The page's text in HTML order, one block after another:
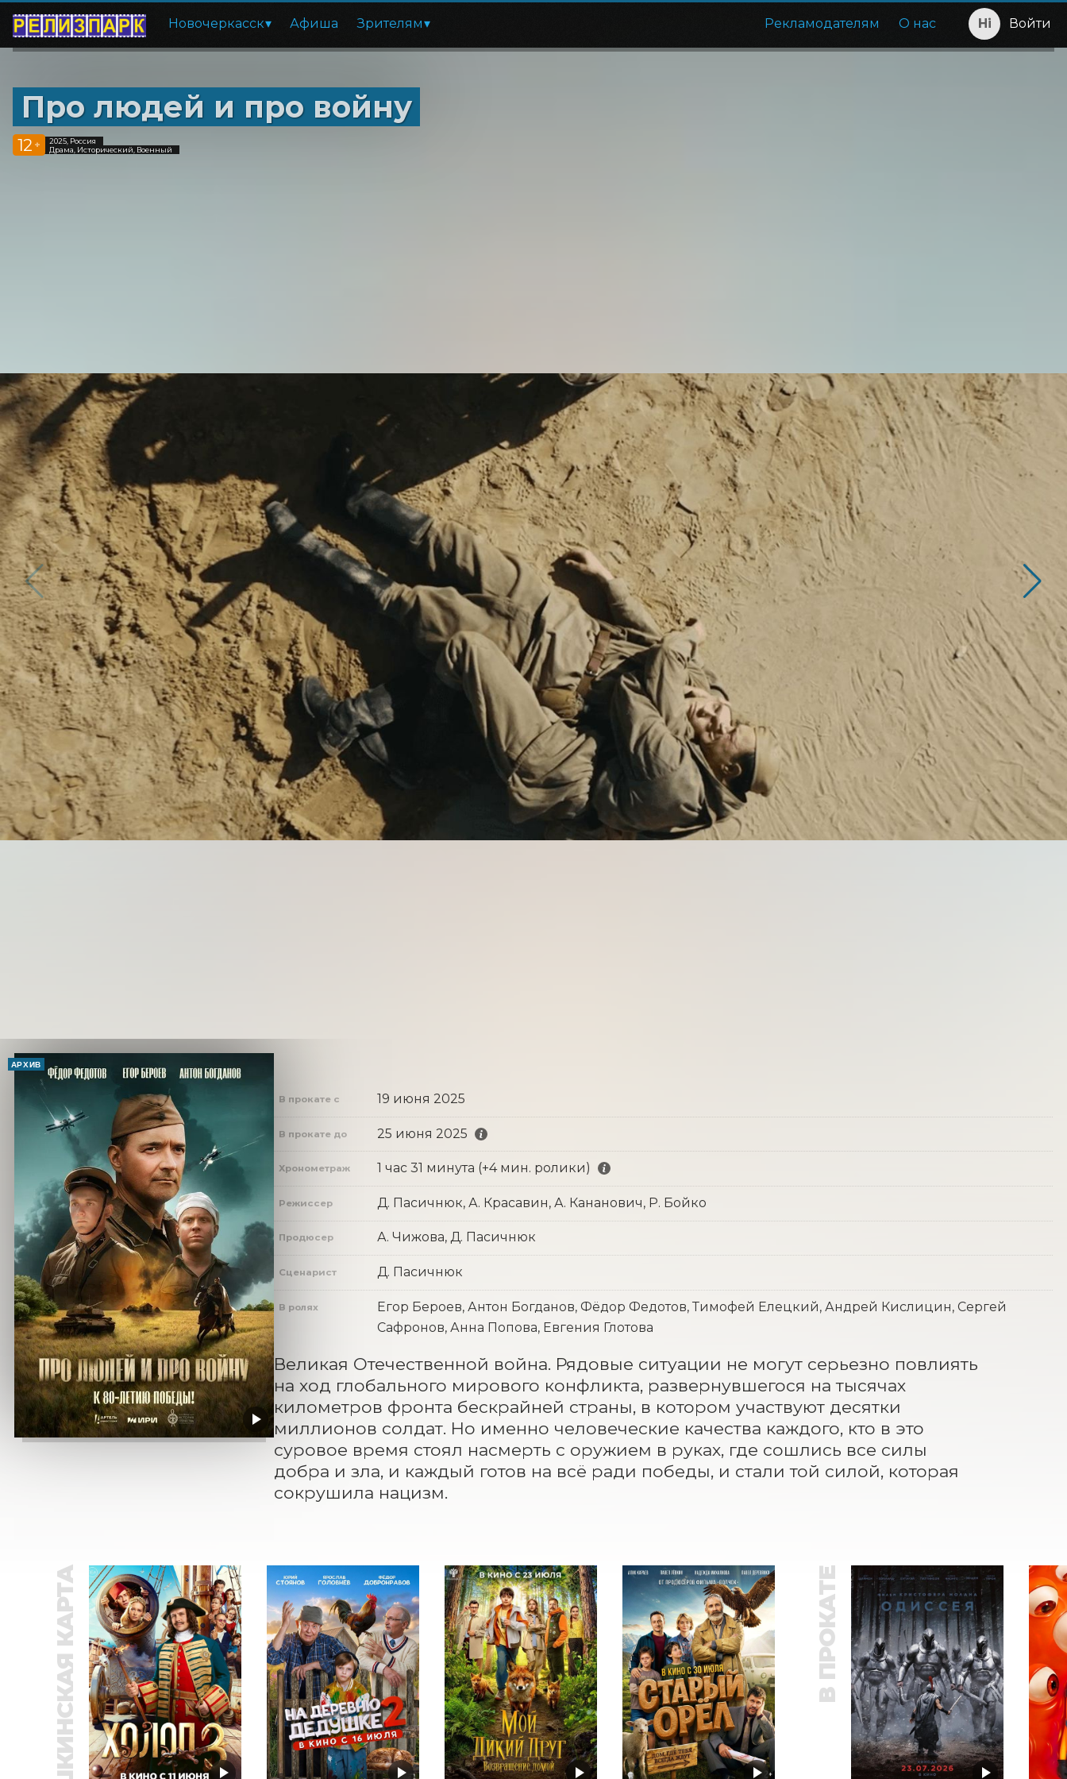
Новочеркасск Афиша Зрителям Рекламодателям О нас Войти
Про людей и про войну
12 +
2025, Россия
Драма, Исторический, Военный
АРХИВ
В прокате с 19 июня 2025
В прокате до 25 июня 2025
Хронометраж 1 час 31 минута (+4 мин. ролики)
Режиссер Д. Пасичнюк, А. Красавин, А. Кананович, Р. Бойко
Продюсер А. Чижова, Д. Пасичнюк
Сценарист Д. Пасичнюк
В ролях
Егор Бероев, Антон Богданов, Фёдор Федотов, Тимофей Елецкий, Андрей Кислицин, Сергей
Сафронов, Анна Попова, Евгения Глотова
Великая Отечественной война. Рядовые ситуации не могут серьезно повлиять
на ход глобального мирового конфликта, развернувшегося на тысячах
километров фронта бескрайней страны, в котором участвуют десятки
миллионов солдат. Но именно человеческие качества каждого, кто в это
суровое время стоял насмерть с оружием в руках, где сошлись все силы
добра и зла, и каждый готов на всё ради победы, и стали той силой, которая
сокрушила нацизм.
ПУШКИНСКАЯ КАРТА В ПРОКАТЕ